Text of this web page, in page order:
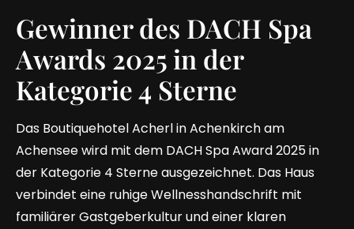
Gewinner des DACH Spa
Awards 2025 in der
Kategorie 4 Sterne
Das Boutiquehotel Acherl in Achenkirch am
Achensee wird mit dem DACH Spa Award 2025 in
der Kategorie 4 Sterne ausgezeichnet. Das Haus
verbindet eine ruhige Wellnesshandschrift mit
familiärer Gastgeberkultur und einer klaren